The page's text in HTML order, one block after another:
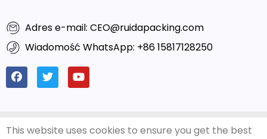
Adres e-mail: CEO@ruidapacking.com
Wiadomość WhatsApp: +86 15817128250
Machinery Co., Ltd. Wszelkie
pakowanie|Producenci
This website uses cookies to ensure you get the best